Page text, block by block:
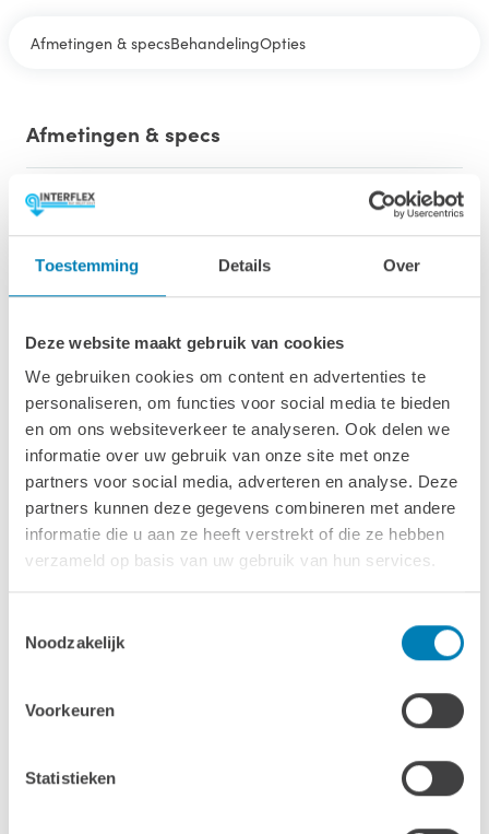
Toestemming Details Over
Deze website maakt gebruik van cookies
We gebruiken cookies om content en advertenties te
personaliseren, om functies voor social media te bieden
en om ons websiteverkeer te analyseren. Ook delen we
informatie over uw gebruik van onze site met onze
partners voor social media, adverteren en analyse. Deze
partners kunnen deze gegevens combineren met andere
informatie die u aan ze heeft verstrekt of die ze hebben
verzameld op basis van uw gebruik van hun services.
Noodzakelijk
Voorkeuren
Statistieken
Afmetingen & specsBehandelingOpties
Afmetingen & specs
Afmetingen fundamentmaat (bxl)
565 x 515 cm
Afmetingen inclusief oren (bxl)
595 x 545 cm
Oppervlakte (m2)
25,8 m2
Wandhoogte & nokhoogte
208 cm / 267 cm
Wanddikte
50 mm
Ramen & deuren